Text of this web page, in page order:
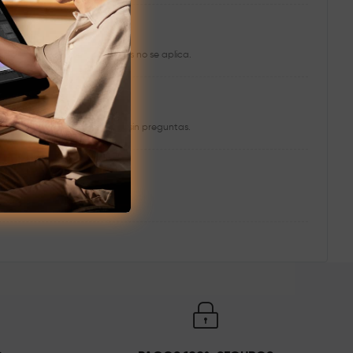
cumplirse y en qué casos no se aplica.
de devoluciones o cambios sin preguntas.